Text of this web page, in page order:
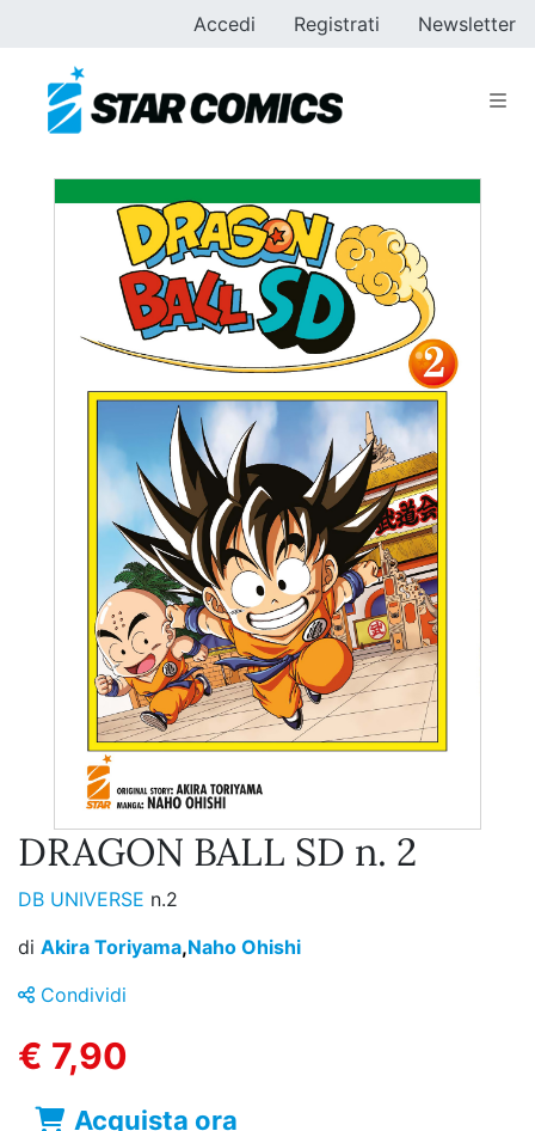
Accedi Registrati Newsletter
DRAGON BALL SD n. 2
DB UNIVERSE n.2
di Akira Toriyama,Naho Ohishi
Condividi
€ 7,90
Acquista ora